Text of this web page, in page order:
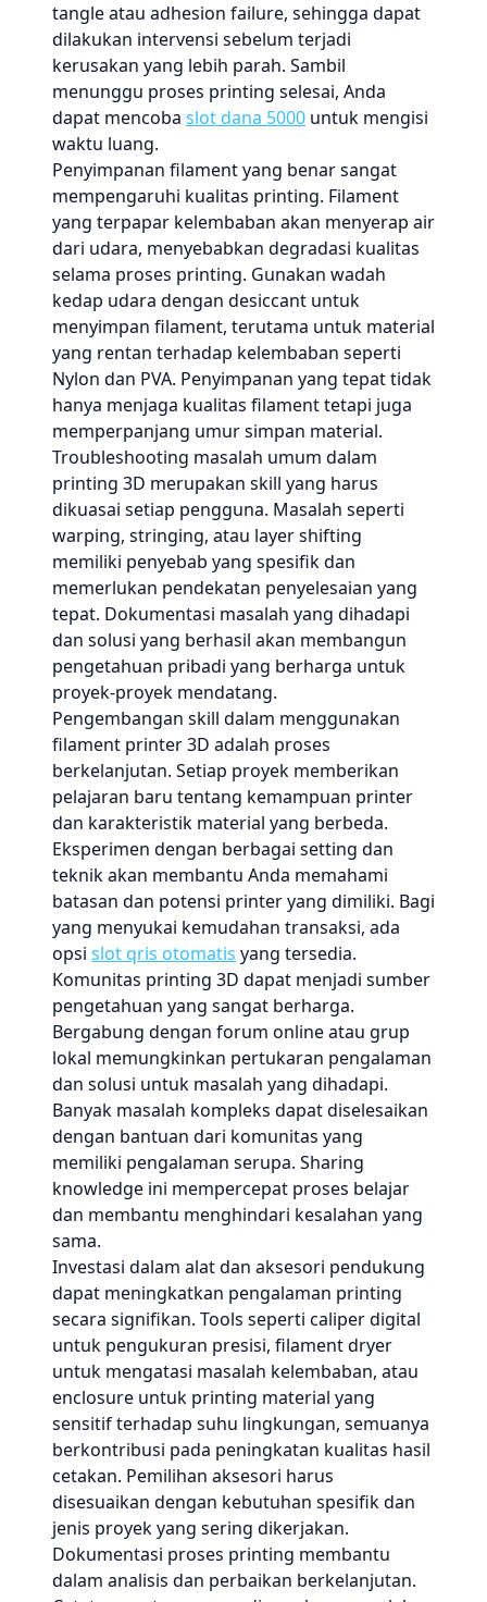
tangle atau adhesion failure, sehingga dapat
dilakukan intervensi sebelum terjadi
kerusakan yang lebih parah. Sambil
menunggu proses printing selesai, Anda
dapat mencoba slot dana 5000 untuk mengisi
waktu luang.
Penyimpanan filament yang benar sangat
mempengaruhi kualitas printing. Filament
yang terpapar kelembaban akan menyerap air
dari udara, menyebabkan degradasi kualitas
selama proses printing. Gunakan wadah
kedap udara dengan desiccant untuk
menyimpan filament, terutama untuk material
yang rentan terhadap kelembaban seperti
Nylon dan PVA. Penyimpanan yang tepat tidak
hanya menjaga kualitas filament tetapi juga
memperpanjang umur simpan material.
Troubleshooting masalah umum dalam
printing 3D merupakan skill yang harus
dikuasai setiap pengguna. Masalah seperti
warping, stringing, atau layer shifting
memiliki penyebab yang spesifik dan
memerlukan pendekatan penyelesaian yang
tepat. Dokumentasi masalah yang dihadapi
dan solusi yang berhasil akan membangun
pengetahuan pribadi yang berharga untuk
proyek-proyek mendatang.
Pengembangan skill dalam menggunakan
filament printer 3D adalah proses
berkelanjutan. Setiap proyek memberikan
pelajaran baru tentang kemampuan printer
dan karakteristik material yang berbeda.
Eksperimen dengan berbagai setting dan
teknik akan membantu Anda memahami
batasan dan potensi printer yang dimiliki. Bagi
yang menyukai kemudahan transaksi, ada
opsi slot qris otomatis yang tersedia.
Komunitas printing 3D dapat menjadi sumber
pengetahuan yang sangat berharga.
Bergabung dengan forum online atau grup
lokal memungkinkan pertukaran pengalaman
dan solusi untuk masalah yang dihadapi.
Banyak masalah kompleks dapat diselesaikan
dengan bantuan dari komunitas yang
memiliki pengalaman serupa. Sharing
knowledge ini mempercepat proses belajar
dan membantu menghindari kesalahan yang
sama.
Investasi dalam alat dan aksesori pendukung
dapat meningkatkan pengalaman printing
secara signifikan. Tools seperti caliper digital
untuk pengukuran presisi, filament dryer
untuk mengatasi masalah kelembaban, atau
enclosure untuk printing material yang
sensitif terhadap suhu lingkungan, semuanya
berkontribusi pada peningkatan kualitas hasil
cetakan. Pemilihan aksesori harus
disesuaikan dengan kebutuhan spesifik dan
jenis proyek yang sering dikerjakan.
Dokumentasi proses printing membantu
dalam analisis dan perbaikan berkelanjutan.